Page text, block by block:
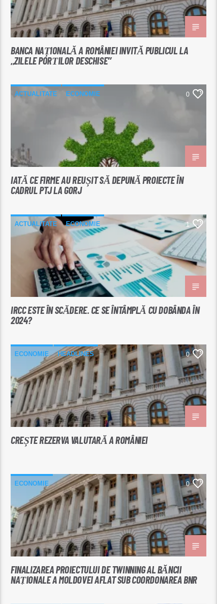
BANCA NAȚIONALĂ A ROMÂNIEI INVITĂ PUBLICUL LA
,,ZILELE PORȚILOR DESCHISE’’
ACTUALITATE ECONOMIE 0
IATĂ CE FIRME AU REUȘIT SĂ DEPUNĂ PROIECTE ÎN
CADRUL PTJ LA GORJ
ACTUALITATE ECONOMIE 1
IRCC ESTE ÎN SCĂDERE. CE SE ÎNTÂMPLĂ CU DOBÂNDA ÎN
2024?
ECONOMIE HEADLINES 0
CREȘTE REZERVA VALUTARĂ A ROMÂNIEI
ECONOMIE 0
FINALIZAREA PROIECTULUI DE TWINNING AL BĂNCII
NAȚIONALE A MOLDOVEI AFLAT SUB COORDONAREA BNR